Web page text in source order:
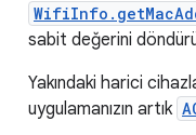
sabit değerini
Yakındaki harici
uygulamanızın artık